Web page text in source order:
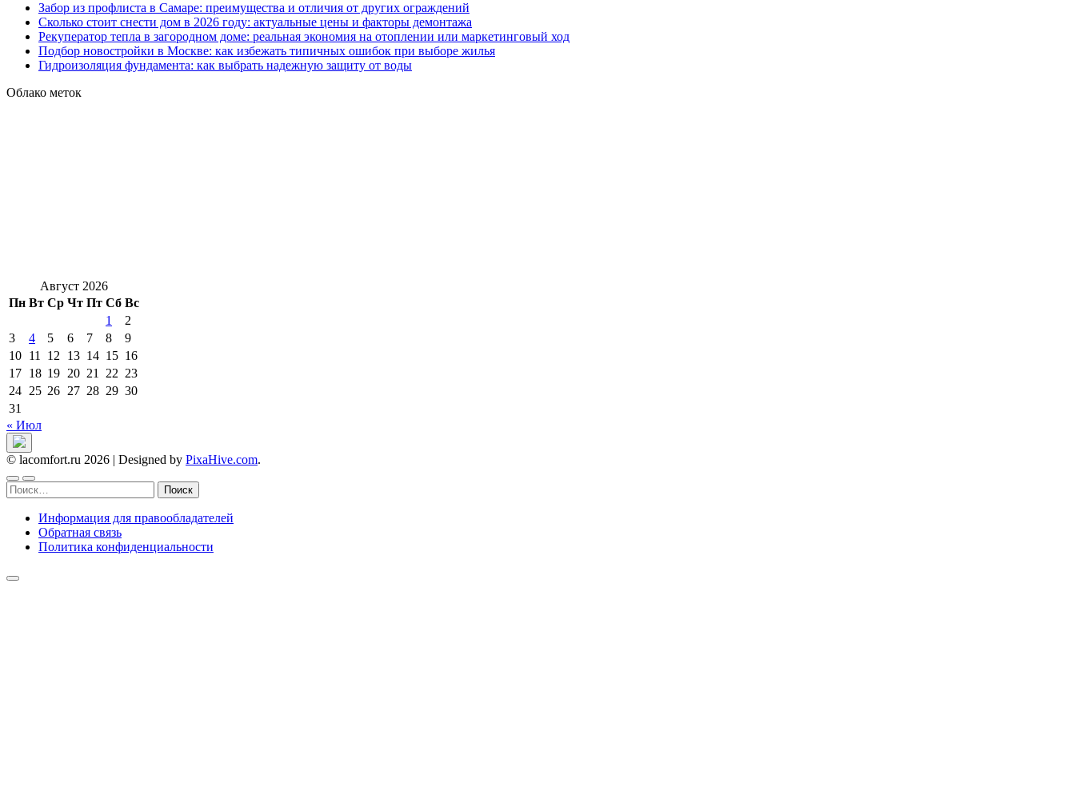
Забор из профлиста в Самаре: преимущества и отличия от других ограждений
Сколько стоит снести дом в 2026 году: актуальные цены и факторы демонтажа
Рекуператор тепла в загородном доме: реальная экономия на отоплении или маркетинговый ход
Подбор новостройки в Москве: как избежать типичных ошибок при выборе жилья
Гидроизоляция фундамента: как выбрать надежную защиту от воды
Облако меток
Август 2026
Пн Вт Ср Чт Пт Сб Вс
1
2
3
4 5 6 7 8
9
10 11 12 13 14 15 16
17 18 19 20 21 22 23
24 25 26 27 28 29 30
31
« Июл
© lacomfort.ru 2026 | Designed by PixaHive.com.
Найти:
Информация для правообладателей
Обратная связь
Политика конфиденциальности